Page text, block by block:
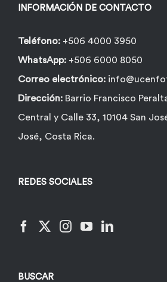
de
producto
INFORMACIÓN DE CONTACTO
Teléfono: +506 4000 3950
WhatsApp: +506 6000 8050
Correo electrónico:
Dirección: Barrio Francisco
Central y Calle 33, 10104 San
José, Costa Rica.
REDES SOCIALES
BUSCAR